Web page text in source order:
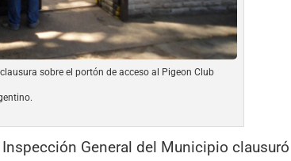
sobre el portón de acceso al Pigeon Club
General del Municipio clausuró